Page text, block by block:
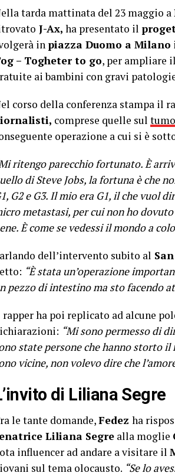
tarda mattinata del 23 maggio a
J-Ax, ha presentato il
in piazza Duomo a Milano
– Togheter to go, per ampliare
ai bambini con gravi
corso della conferenza stampa il
comprese quelle sul
operazione a cui si è
ritengo parecchio fortunato. È
di Steve Jobs, la fortuna è che
G2 e G3. Il mio era G1, il che vuol
metastasi, per cui non ho
È come se vedessi il mondo a
dell’intervento subito al
“È stata un’operazione
pezzo di intestino ma sto facendo
ha poi replicato ad alcune
“Mi sono permesso di
state persone che hanno storto
vicine, non volevo dire che
di Liliana Segre
le tante domande,Fedez ha
Liliana Segre alla moglie
influencer ad andare a visitare il
sul tema olocausto. “Se lo